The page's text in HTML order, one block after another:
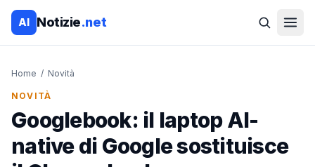
AI Notizie.net
Home / Novità
NOVITÀ
Googlebook: il laptop AI-
native di Google sostituisce